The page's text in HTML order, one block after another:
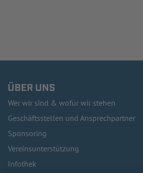
ÜBER UNS
Wer wir sind & wofür wir stehen
Geschäftsstellen und Ansprechpartner
Sponsoring
Vereinsunterstützung
Infothek